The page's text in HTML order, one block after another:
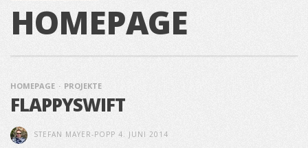
HOMEPAGE
HOMEPAGE PROJEKTE
FLAPPYSWIFT
STEFAN MAYER-POPP 4. JUNI 2014